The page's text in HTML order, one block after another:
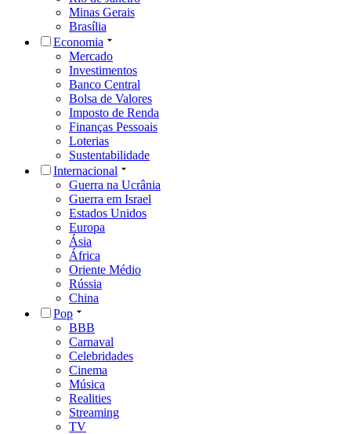
Minas Gerais
Brasília
Economia
Mercado
Investimentos
Banco Central
Bolsa de Valores
Imposto de Renda
Finanças Pessoais
Loterias
Sustentabilidade
Internacional
Guerra na Ucrânia
Guerra em Israel
Estados Unidos
Europa
Ásia
África
Oriente Médio
Rússia
China
Pop
BBB
Carnaval
Celebridades
Cinema
Música
Realities
Streaming
TV